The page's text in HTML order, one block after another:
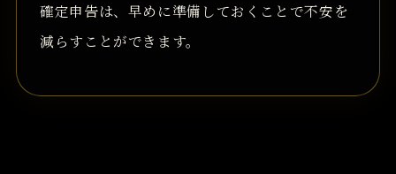
確定申告は、早めに準備しておくことで不安を
減らすことができます。